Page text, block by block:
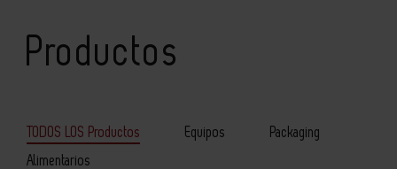
Productos
TODOS LOS Productos Equipos
Packaging
Alimentarios